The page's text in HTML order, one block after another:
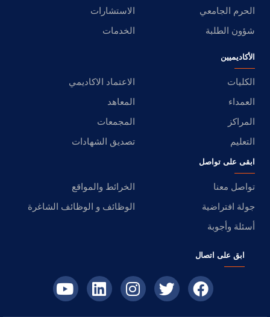
الحرم الجامعي
الاستشارات
شؤون الطلبة
الخدمات
الأكاديميين
الكليات
الاعتماد الاكاديمي
العمداء
المعاهد
المراكز
المجمعات
التعليم
تصديق الشهادات
ابقى على تواصل
تواصل معنا
الخرائط والمواقع
جولة افتراضية
الوظائف و الوظائف الشاغرة
أسئلة وأجوبة
ابق على اتصال